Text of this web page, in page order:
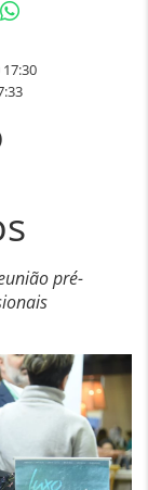
17:30
pré-